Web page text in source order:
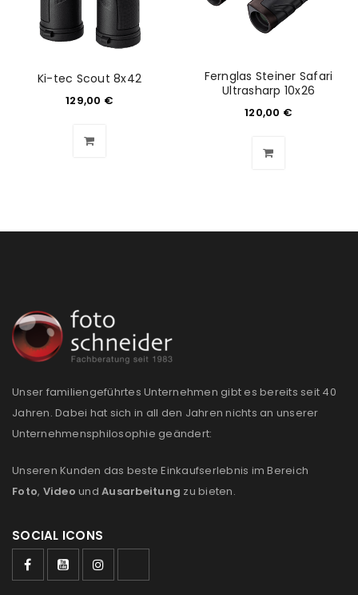
ANMELDEN
Angemeldet bleiben
REGISTRIEREN
E-Mail-Adresse*
deine E-Mail-Adresse gesendet.
Please select all the ways you would like to hear from
Ki-tec Scout 8x42
129,00 €
Fernglas Steiner Safari
Ultrasharp 10x26
120,00 €
Unser familiengeführtes Unternehmen gibt es bereits seit 40
Jahren. Dabei hat sich in all den Jahren nichts an unserer
Unternehmensphilosophie geändert:
Unseren Kunden das beste Einkaufserlebnis im Bereich
Foto, Video und Ausarbeitung zu bieten.
SOCIAL ICONS